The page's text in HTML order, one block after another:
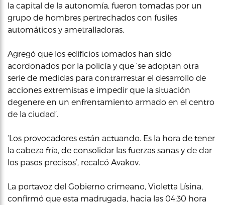
la capital de la autonomía, fueron tomadas por un
grupo de hombres pertrechados con fusiles
automáticos y ametralladoras.
Agregó que los edificios tomados han sido
acordonados por la policía y que ‘se adoptan otra
serie de medidas para contrarrestar el desarrollo de
acciones extremistas e impedir que la situación
degenere en un enfrentamiento armado en el centro
de la ciudad’.
‘Los provocadores están actuando. Es la hora de tener
la cabeza fría, de consolidar las fuerzas sanas y de dar
los pasos precisos’, recalcó Avakov.
La portavoz del Gobierno crimeano, Violetta Lísina,
confirmó que esta madrugada, hacia las 04:30 hora